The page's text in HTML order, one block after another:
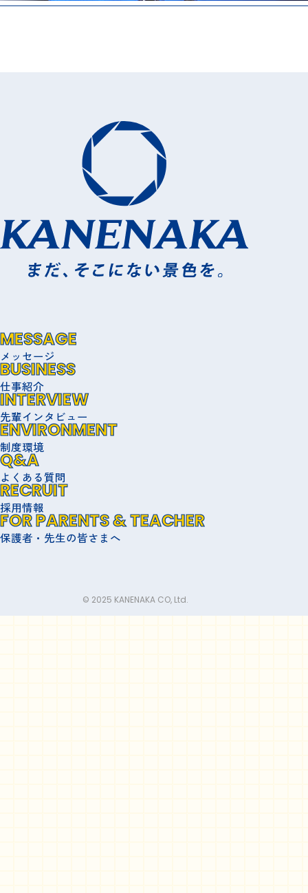
MESSAGE
メッセージ
BUSINESS
仕事紹介
INTERVIEW
先輩インタビュー
ENVIRONMENT
制度環境
Q&A
よくある質問
RECRUIT
採用情報
FOR PARENTS & TEACHER
保護者・先生の皆さまへ
© 2025 KANENAKA CO, Ltd.